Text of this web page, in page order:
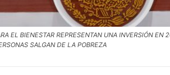
EL BIENESTAR REPRESENTAN UNA INVERSIÓN
SALGAN DE LA POBREZA